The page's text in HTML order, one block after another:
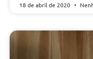
18 de abril de 2020